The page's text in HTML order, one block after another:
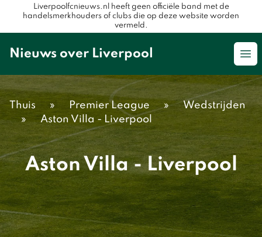
Liverpoolfcnieuws.nl heeft geen officiële band met de
handelsmerkhouders of clubs die op deze website worden
vermeld.
Nieuws over Liverpool
Thuis » Premier League »
Wedstrijden
»
Aston Villa - Liverpool
Aston Villa - Liverpool